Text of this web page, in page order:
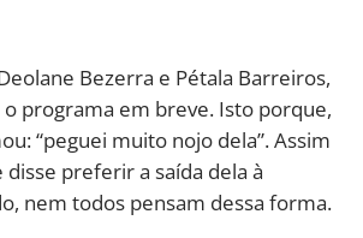
Bezerra e Pétala Barreiros,
programa em breve. Isto porque,
“peguei muito nojo dela”. Assim
disse preferir a saída dela à
nem todos pensam dessa forma.